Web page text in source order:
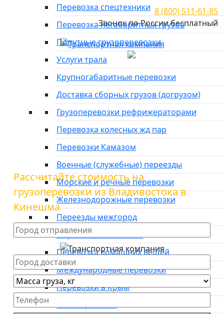
Город отправки
8 (800) 511-61-85
Звонок по России бесплатный
Перевозка спецтехники
Перевозка негабаритных грузов
Попутные грузоперевозки
Услуги трала
Крупногабаритные перевозки
Доставка сборных грузов (догрузом)
Грузоперевозки рефрижераторами
Перевозка колесных жд пар
Перевозки Камазом
Военные (служебные) переезды
Морские и речные перевозки
Железнодорожные перевозки
Переезды межгород
Перевозка автовозом
Перевозка домашних вещей
Международные перевозки
Перевозки в Крым
Авиаперевозки
Тарифы»Грузоперевозки из Владивостока в
Грузоперевозки из
Владивостока в Кинешма
Рассчитайте стоимость на
грузоперевозки из Владивостока в
Кинешма